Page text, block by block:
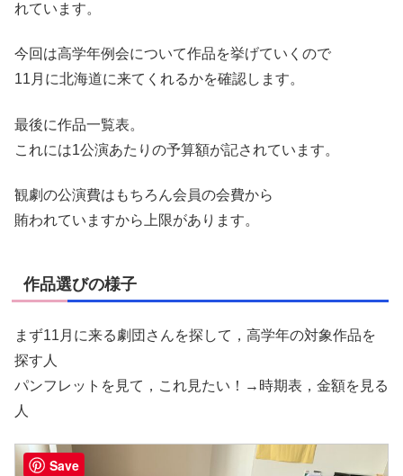
れています。
今回は高学年例会について作品を挙げていくので
11月に北海道に来てくれるかを確認します。
最後に作品一覧表。
これには1公演あたりの予算額が記されています。
観劇の公演費はもちろん会員の会費から
賄われていますから上限があります。
作品選びの様子
まず11月に来る劇団さんを探して，高学年の対象作品を
探す人
パンフレットを見て，これ見たい！→時期表，金額を見る
人
Save